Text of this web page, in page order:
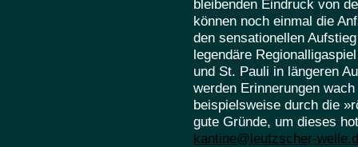
bleibenden Eindruck von
können noch einmal die
den sensationellen
legendäre
und St. Pauli in längeren
werden Erinnerungen
beispielsweise durch die
gute Gründe, um dieses
kantine@leutzscher-